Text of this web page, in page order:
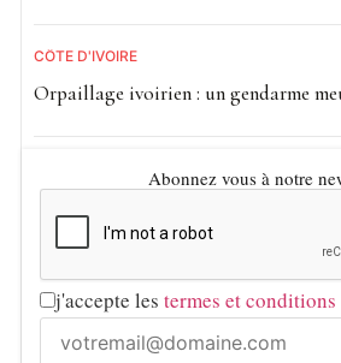
CÔTE D'IVOIRE
Orpaillage ivoirien : un gendarme
Abonnez vous à notre
j'accepte les termes et conditions